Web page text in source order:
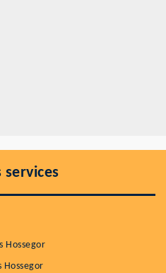
services
Hossegor